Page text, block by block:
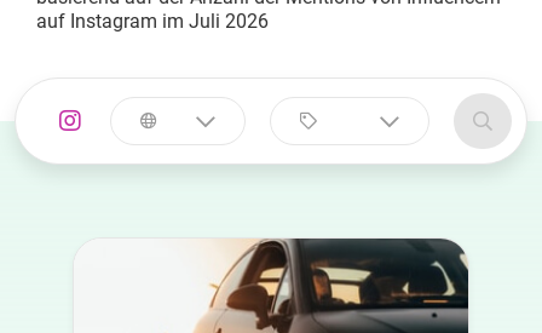
auf Instagram im Juli 2026
Automobil
Beauty
Bildung